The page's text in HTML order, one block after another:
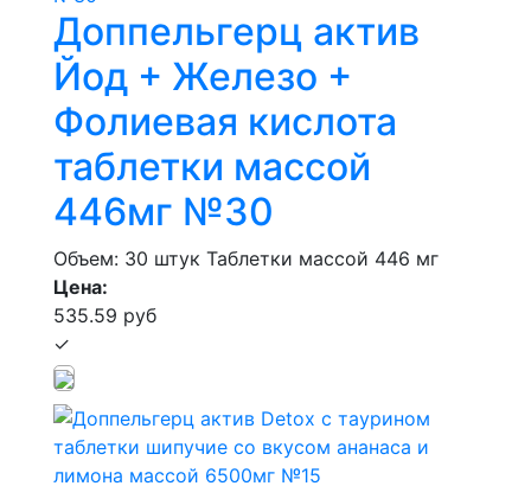
Доппельгерц актив
Йод + Железо +
Фолиевая кислота
таблетки массой
446мг №30
Объем: 30 штук Таблетки массой 446 мг
Цена:
535.59 руб
✓